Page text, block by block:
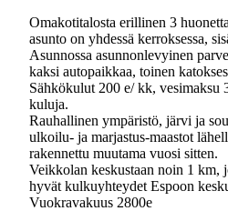
Omakotitalosta erillinen 3
asunto on yhdessä kerroksessa,
Asunnossa asunnonlevyinen
kaksi autopaikkaa, toinen
Sähkökulut 200 e/ kk, vesimaksu
kuluja.
Rauhallinen ympäristö, järvi ja
ulkoilu- ja marjastus-maastot
rakennettu muutama vuosi sitten.
Veikkolan keskustaan noin 1 km,
hyvät kulkuyhteydet Espoon
Vuokravakuus 2800e